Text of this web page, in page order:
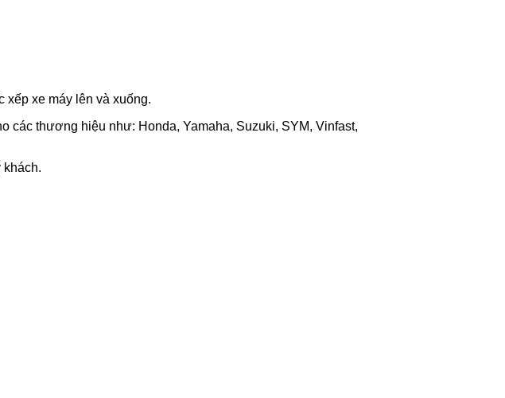
xếp xe máy lên và xuống.
các thương hiệu như: Honda, Yamaha, Suzuki, SYM, Vinfast,
khách.